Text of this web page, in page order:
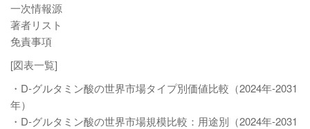
一次情報源
著者リスト
免責事項
[図表一覧]
・D-グルタミン酸の世界市場タイプ別価値比較（2024年-2031
年）
・D-グルタミン酸の世界市場規模比較：用途別（2024年-2031